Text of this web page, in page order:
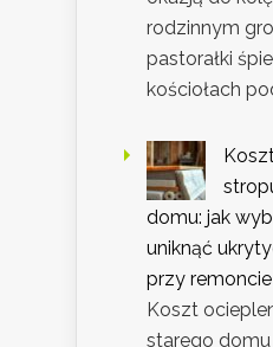
rodzinnym
pastorałki
kościołach
domu: jak
uniknąć
przy remoncie
Koszt
starego